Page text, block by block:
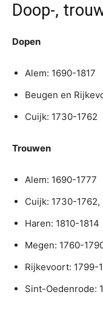
Doop-,
Dopen
Alem: 1690-1817
Beugen en
Cuijk: 1730-1762
Trouwen
Alem: 1690-1777
Cuijk: 1730-1762,
Haren: 1810-1814
Megen: 1760-
Rijkevoort: 1799-
Sint-Oedenrode: